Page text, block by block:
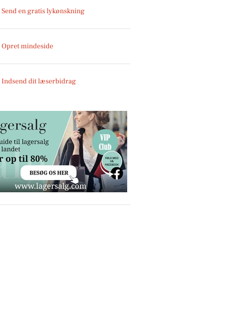
Send en gratis lykønskning
Opret mindeside
Indsend dit læserbidrag